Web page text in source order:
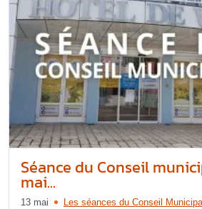
Séance du Conseil
mai...
13 mai Les séances du Conseil